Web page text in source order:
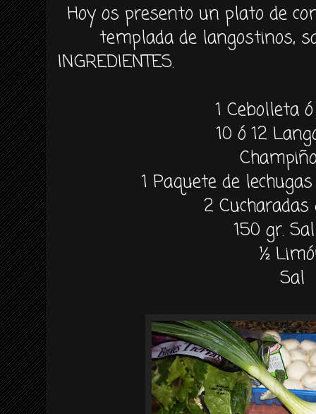
Hoy os presento un plato de
templada de langostinos,
INGREDIENTES.
1 Cebolleta
10 ó 12
1 Paquete de
2 Cucharadas
150 gr.
½
Sal